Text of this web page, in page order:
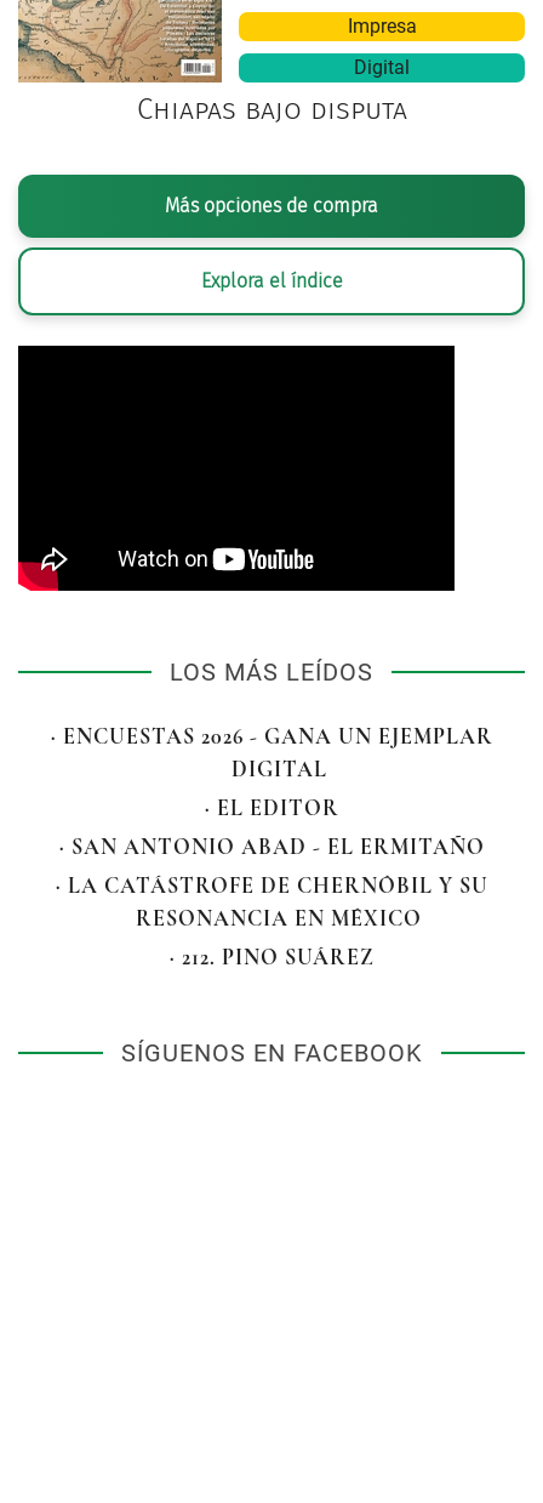
Impresa
Digital
Chiapas bajo disputa
Más opciones de compra
Explora el índice
LOS MÁS LEÍDOS
· ENCUESTAS 2026 - GANA UN EJEMPLAR
DIGITAL
· EL EDITOR
· SAN ANTONIO ABAD - EL ERMITAÑO
· LA CATÁSTROFE DE CHERNÓBIL Y SU
RESONANCIA EN MÉXICO
· 212. PINO SUÁREZ
SÍGUENOS EN FACEBOOK